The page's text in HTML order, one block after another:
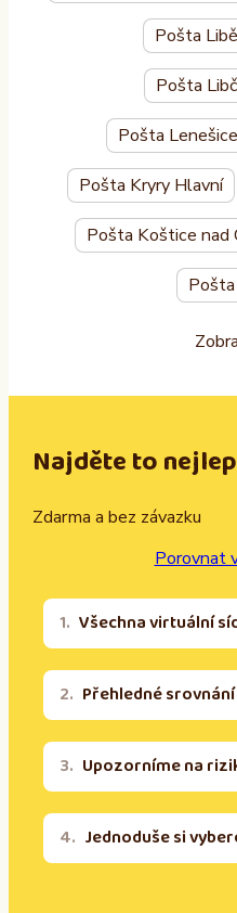
Pošta
Pošta
Pošta
Pošta Kryry Hlavní
Pošta Koštice nad
Najděte to
Zdarma a bez závazku
Porovnat
Všechna virtuální
Přehledné
Upozorníme na
Jednoduše si